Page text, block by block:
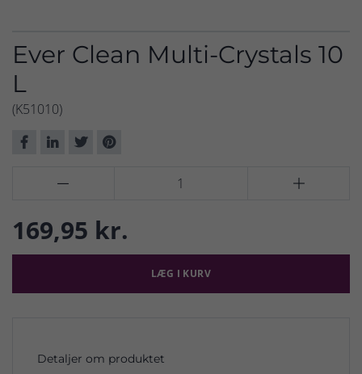
Ever Clean Multi-Crystals 10
L
(K51010)
 
169,95 kr.
LÆG I KURV
Detaljer om produktet